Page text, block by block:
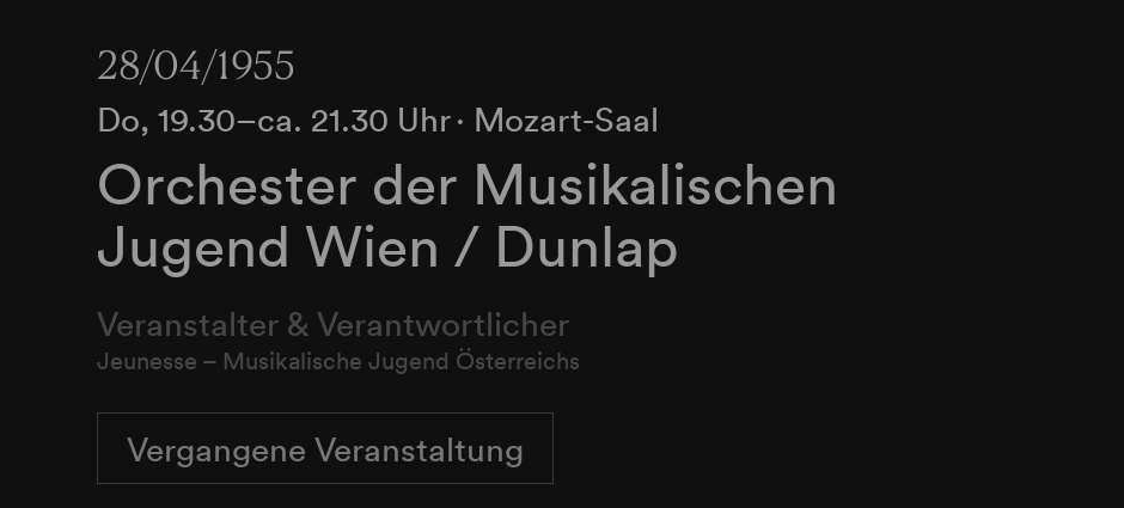
28/04/1955
Do, 19.30–ca. 21.30 Uhr∙ Mozart-Saal
Orchester der Musikalischen
Jugend Wien / Dunlap
Veranstalter & Verantwortlicher
Jeunesse – Musikalische Jugend Österreichs
Vergangene Veranstaltung